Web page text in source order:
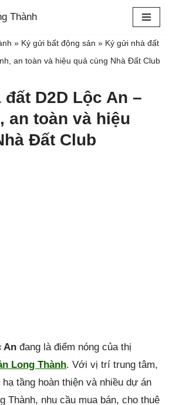
» Ký gửi bất động sản » Ký gửi nhà đất
an toàn và hiệu quả cùng Nhà Đất Club
D2D Lộc An –
an toàn và hiệu
Đất Club
An đang là điểm nóng của thị
Long Thành. Với vị trí trung tâm,
tầng hoàn thiện và nhiều dự án
Thành, nhu cầu mua bán, cho thuê